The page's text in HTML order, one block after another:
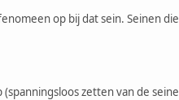
op bij dat sein. Seinen
zetten van de